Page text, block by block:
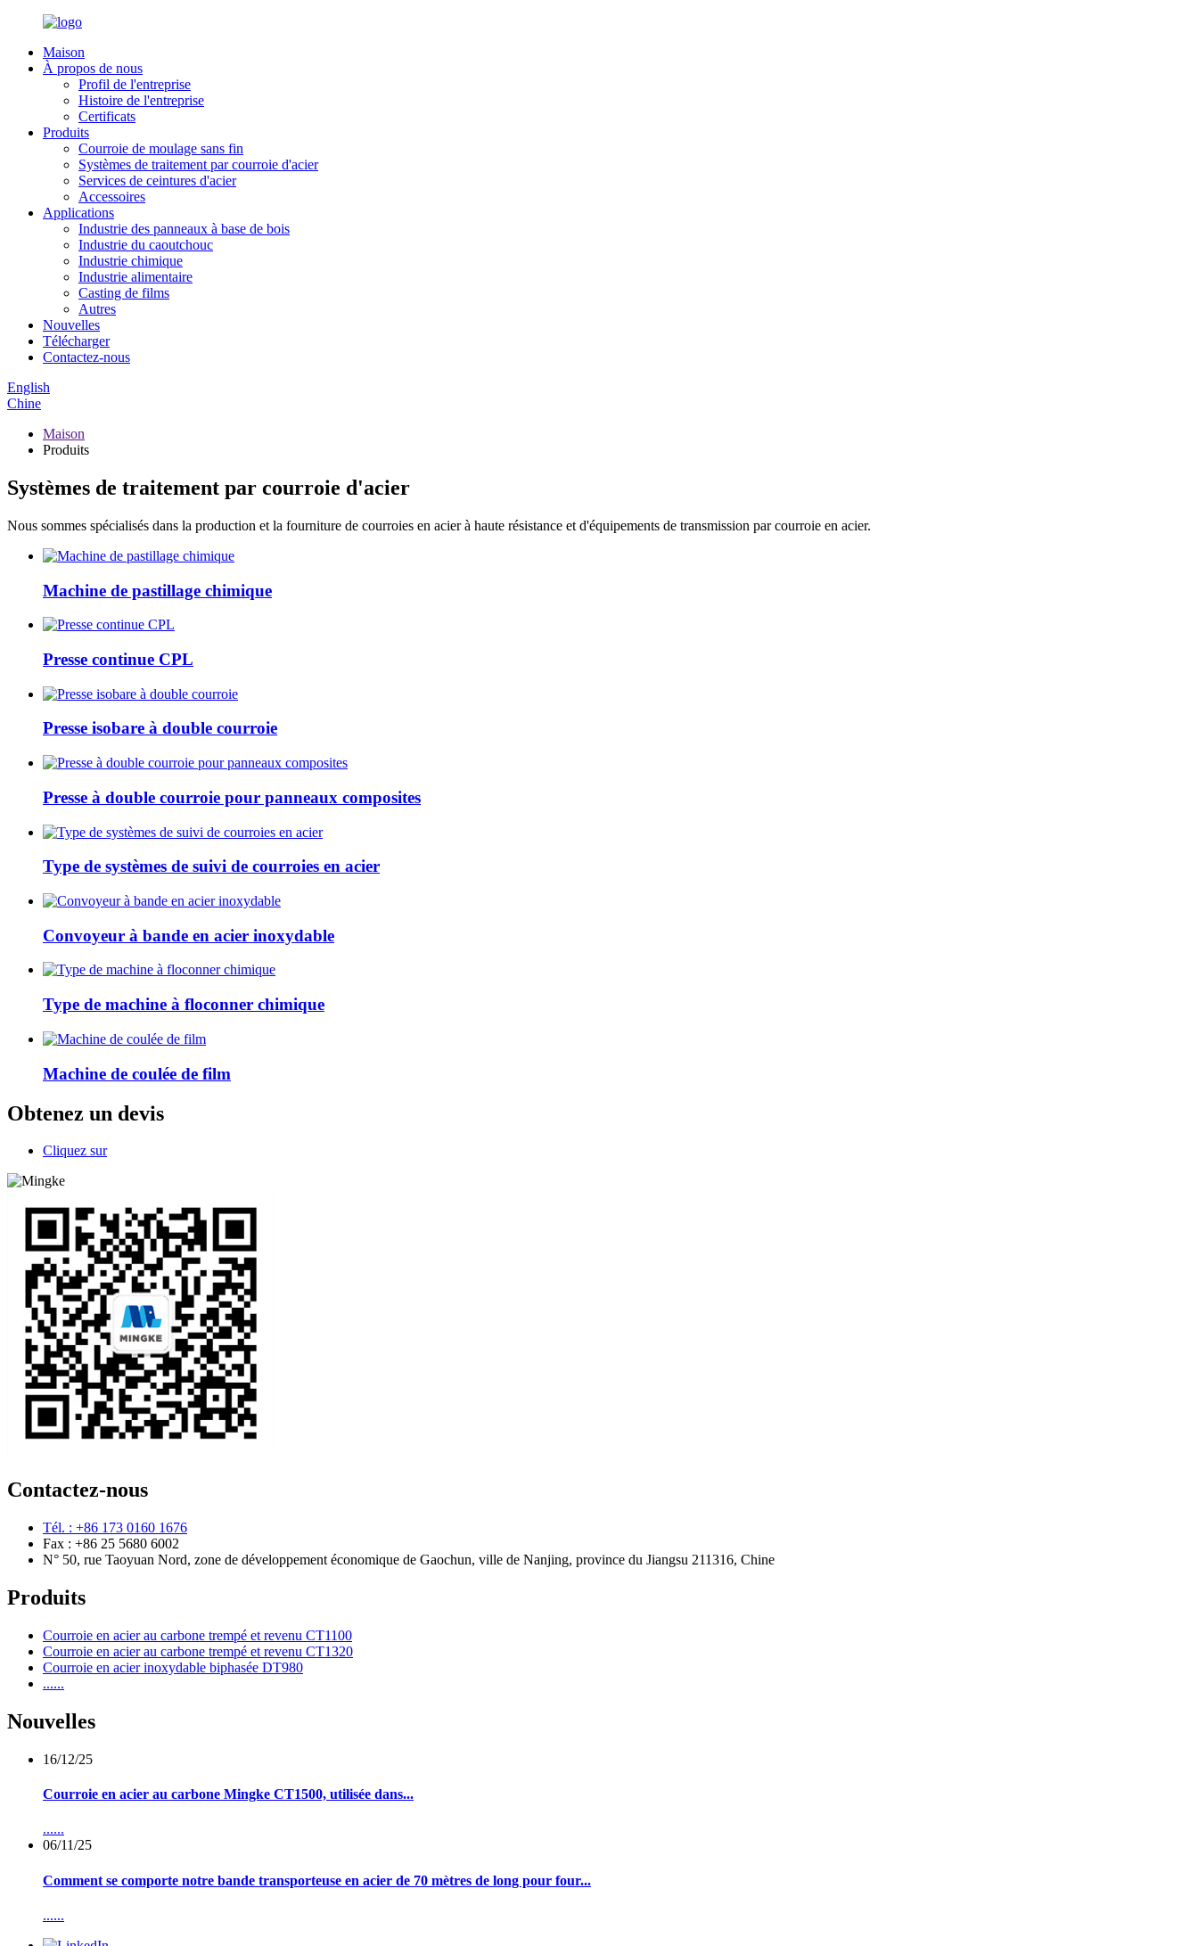
Maison
À propos de nous
Profil de l'entreprise
Histoire de l'entreprise
Certificats
Produits
Courroie de moulage sans fin
Systèmes de traitement par courroie d'acier
Services de ceintures d'acier
Accessoires
Applications
Industrie des panneaux à base de bois
Industrie du caoutchouc
Industrie chimique
Industrie alimentaire
Casting de films
Autres
Nouvelles
Télécharger
Contactez-nous
English
Chine
Maison
Produits
Systèmes de traitement par courroie d'acier
Nous sommes spécialisés dans la production et la fourniture de courroies en acier à haute résistance et d'équipements de transmission par courroie en acier.
Machine de pastillage chimique
Presse continue CPL
Presse isobare à double courroie
Presse à double courroie pour panneaux composites
Type de systèmes de suivi de courroies en acier
Convoyeur à bande en acier inoxydable
Type de machine à floconner chimique
Machine de coulée de film
Obtenez un devis
Cliquez sur
Contactez-nous
Tél. : +86 173 0160 1676
Fax : +86 25 5680 6002
N° 50, rue Taoyuan Nord, zone de développement économique de Gaochun, ville de Nanjing, province du Jiangsu 211316, Chine
Produits
Courroie en acier au carbone trempé et revenu CT1100
Courroie en acier au carbone trempé et revenu CT1320
Courroie en acier inoxydable biphasée DT980
......
Nouvelles
16/12/25
Courroie en acier au carbone Mingke CT1500, utilisée dans...
......
06/11/25
Comment se comporte notre bande transporteuse en acier de 70 mètres de long pour four...
......